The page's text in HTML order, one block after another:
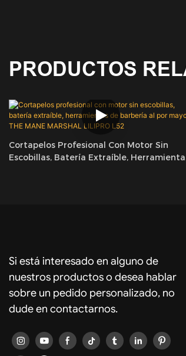
PRODUCTOS
Cortapelos Profesional Con Motor Sin
Escobillas, Batería Extraíble,
Si está interesado en alguno de
nuestros productos o desea hablar
sobre un pedido personalizado, no
dude en contactarnos.